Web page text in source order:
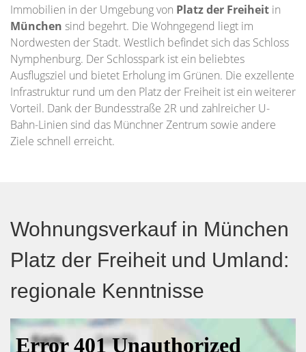
Immobilien in der Umgebung von Platz der Freiheit in
München sind begehrt. Die Wohngegend liegt im
Nordwesten der Stadt. Westlich befindet sich das Schloss
Nymphenburg. Der Schlosspark ist ein beliebtes
Ausflugsziel und bietet Erholung im Grünen. Die exzellente
Infrastruktur rund um den Platz der Freiheit ist ein weiterer
Vorteil. Dank der Bundesstraße 2R und zahlreicher U-
Bahn-Linien sind das Münchner Zentrum sowie andere
Ziele schnell erreicht.
Wohnungsverkauf in München
Platz der Freiheit und Umland:
regionale Kenntnisse